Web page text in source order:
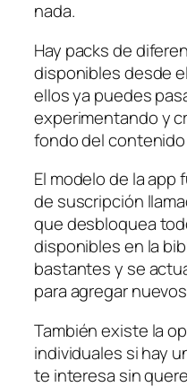
nada.
Hay packs de
disponibles desde
ellos ya puedes
experimentando y
fondo del
El modelo de la
de suscripción
que desbloquea
disponibles en la
bastantes y se
para agregar
También existe la
individuales si hay
te interesa sin